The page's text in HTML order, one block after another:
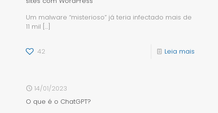
Um malware “misterioso” já teria infectado mais de
11 mil […]
42 Leia mais
14/01/2023
O que é o ChatGPT?